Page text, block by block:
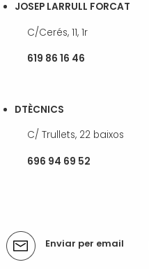
JOSEP LARRULL FORCAT
C/Cerés, 11, 1r
619 86 16 46
DTÈCNICS
C/ Trullets, 22 baixos
696 94 69 52
Accions
del
Enviar per email